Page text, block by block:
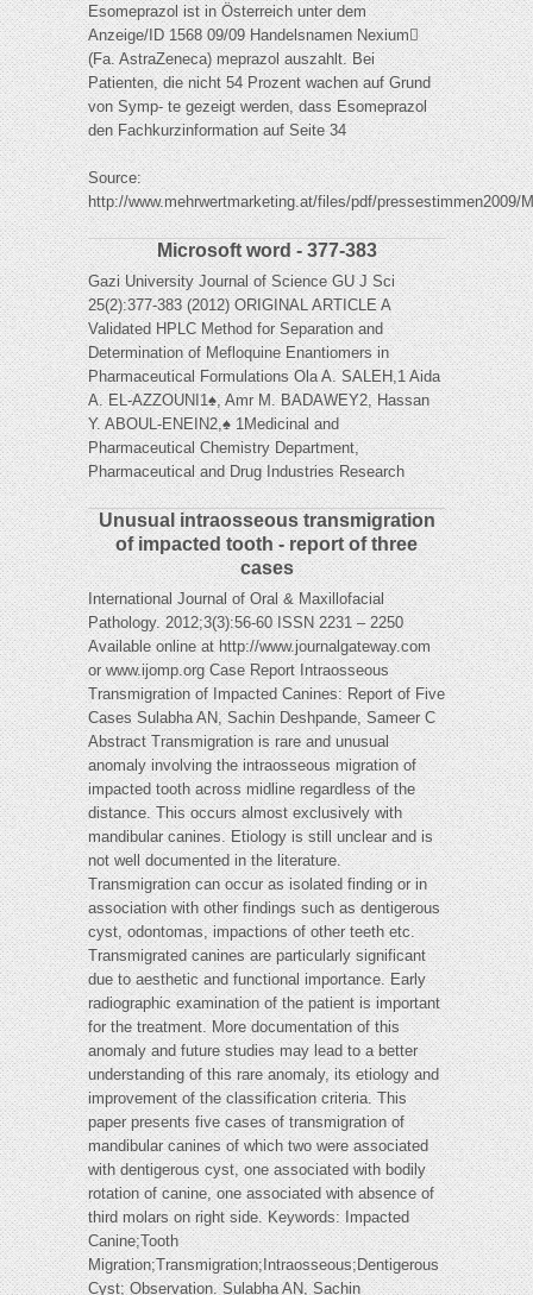
Esomeprazol ist in Österreich unter dem
Anzeige/ID 1568 09/09 Handelsnamen Nexium
(Fa. AstraZeneca) meprazol auszahlt. Bei
Patienten, die nicht 54 Prozent wachen auf Grund
von Symp- te gezeigt werden, dass Esomeprazol
den Fachkurzinformation auf Seite 34
Source:
http://www.mehrwertmarketing.at/files/pdf/pressestimmen2009/
Microsoft word - 377-383
Gazi University Journal of Science GU J Sci
25(2):377-383 (2012) ORIGINAL ARTICLE A
Validated HPLC Method for Separation and
Determination of Mefloquine Enantiomers in
Pharmaceutical Formulations Ola A. SALEH,1 Aida
A. EL-AZZOUNI1♠, Amr M. BADAWEY2, Hassan
Y. ABOUL-ENEIN2,♠ 1Medicinal and
Pharmaceutical Chemistry Department,
Pharmaceutical and Drug Industries Research
Unusual intraosseous transmigration
of impacted tooth - report of three
cases
International Journal of Oral & Maxillofacial
Pathology. 2012;3(3):56-60 ISSN 2231 – 2250
Available online at http://www.journalgateway.com
or www.ijomp.org Case Report Intraosseous
Transmigration of Impacted Canines: Report of Five
Cases Sulabha AN, Sachin Deshpande, Sameer C
Abstract Transmigration is rare and unusual
anomaly involving the intraosseous migration of
impacted tooth across midline regardless of the
distance. This occurs almost exclusively with
mandibular canines. Etiology is still unclear and is
not well documented in the literature.
Transmigration can occur as isolated finding or in
association with other findings such as dentigerous
cyst, odontomas, impactions of other teeth etc.
Transmigrated canines are particularly significant
due to aesthetic and functional importance. Early
radiographic examination of the patient is important
for the treatment. More documentation of this
anomaly and future studies may lead to a better
understanding of this rare anomaly, its etiology and
improvement of the classification criteria. This
paper presents five cases of transmigration of
mandibular canines of which two were associated
with dentigerous cyst, one associated with bodily
rotation of canine, one associated with absence of
third molars on right side. Keywords: Impacted
Canine;Tooth
Migration;Transmigration;Intraosseous;Dentigerous
Cyst; Observation. Sulabha AN, Sachin